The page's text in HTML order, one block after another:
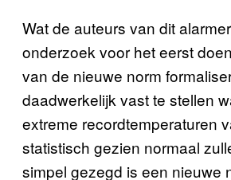
Wat de auteurs van dit
onderzoek voor het eerst
van de nieuwe norm
daadwerkelijk vast te stellen
extreme recordtemperaturen
statistisch gezien normaal
simpel gezegd is een nieuwe